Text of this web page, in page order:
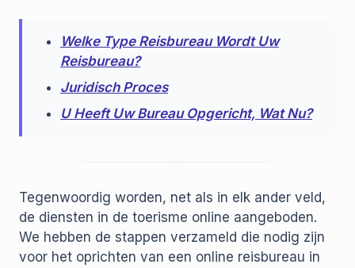
Welke Type Reisbureau Wordt Uw
Reisbureau?
Juridisch Proces
U Heeft Uw Bureau Opgericht, Wat Nu?
Tegenwoordig worden, net als in elk ander veld,
de diensten in de toerisme online aangeboden.
We hebben de stappen verzameld die nodig zijn
voor het oprichten van een online reisbureau in